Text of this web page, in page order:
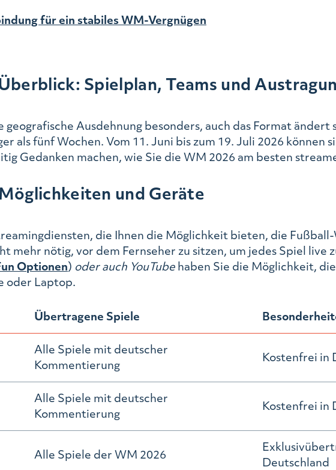
für ein stabiles WM-Vergnügen
Spielplan, Teams und
Ausdehnung besonders, auch das Format ändert
als fünf Wochen. Vom 11. Juni bis zum 19. Juli 2026 können
Gedanken machen, wie Sie die WM 2026 am besten
und Geräte
die Ihnen die Möglichkeit bieten, die
mehr nötig, vor dem Fernseher zu sitzen, um jedes Spiel
Optionen) oder auch YouTube haben Sie die Möglichkeit,
oder Laptop.
Übertragene Spiele
Alle Spiele mit deutscher
Kommentierung
Kostenfrei in
Alle Spiele mit deutscher
Kommentierung
Kostenfrei in
Alle Spiele der WM 2026
Deutschland